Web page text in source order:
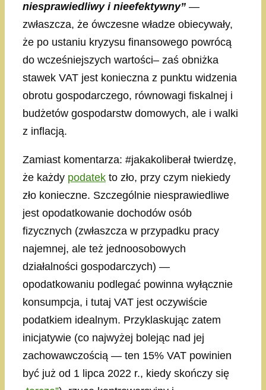
niesprawiedliwy i nieefektywny” —
zwłaszcza, że ówczesne władze obiecywały,
że po ustaniu kryzysu finansowego powrócą
do wcześniejszych wartości– zaś obniżka
stawek VAT jest konieczna z punktu widzenia
obrotu gospodarczego, równowagi fiskalnej i
budżetów gospodarstw domowych, ale i walki
z inflacją.
Zamiast komentarza: #jakakoliberał twierdzę,
że każdy podatek to zło, przy czym niekiedy
zło konieczne. Szczególnie niesprawiedliwe
jest opodatkowanie dochodów osób
fizycznych (zwłaszcza w przypadku pracy
najemnej, ale też jednoosobowych
działalności gospodarczych) —
opodatkowaniu podlegać powinna wyłącznie
konsumpcja, i tutaj VAT jest oczywiście
podatkiem idealnym. Przyklaskując zatem
inicjatywie (co najwyżej bolejąc nad jej
zachowawczością — ten 15% VAT powinien
być już od 1 lipca 2022 r., kiedy skończy się